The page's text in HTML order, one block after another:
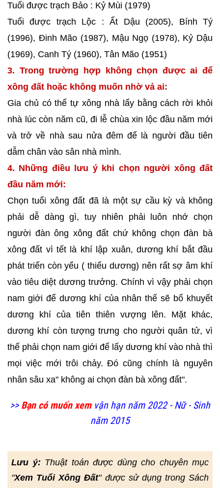
Tuổi được trạch Bảo : Kỷ Mùi (1979)
Tuổi được trạch Lộc : Ất Dậu (2005), Bính Tý
(1996), Đinh Mão (1987), Mậu Ngọ (1978), Kỷ Dậu
(1969), Canh Tý (1960), Tân Mão (1951)
3. Trong trường hợp không chọn được ai để
xông đất hoặc không muốn nhờ vả ai:
Gia chủ có thể tự xông nhà lấy bằng cách rời khỏi
nhà lúc còn năm cũ, đi lễ chùa xin lộc đầu năm mới
và trở về nhà sau nửa đêm để là người đầu tiên
dẫm chân vào sân nhà mình.
4. Những điều lưu ý khi chọn người xông đất
đầu năm mới:
Chọn tuổi xông đất đã là một sự cầu kỳ và không
phải dễ dàng gì, tuy nhiên phải luôn nhớ chọn
người đàn ông xông đất chứ không chọn đàn bà
xông đất vì tết là khí lập xuân, dương khí bắt đầu
phát triển còn yếu ( thiếu dương) nên rất sợ âm khí
vào tiêu diệt dương trưởng. Chính vì vậy phải chọn
nam giới để dương khí của nhân thế sẽ bổ khuyết
dương khí của tiên thiên vượng lên. Mặt khác,
dương khí còn tượng trưng cho người quân tử, vì
thế phải chọn nam giới để lấy dương khí vào nhà thì
mọi việc mới trôi chảy. Đó cũng chính là nguyên
nhân sâu xa" không ai chọn đàn bà xông đất".
>> Bạn có muốn xemvận hạn năm 2022 - Nữ - Sinh
năm 2015
Lưu ý: Thuật toán được dùng cho chuyên mục
"Xem Tuổi Xông Đất" được sử dụng trong Sách